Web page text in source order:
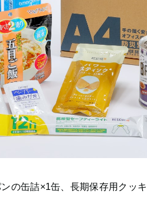
の缶詰×1缶、長期保存用クッ